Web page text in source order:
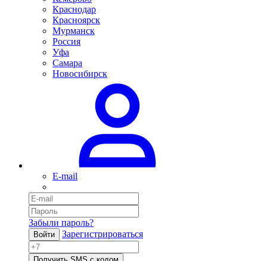
Краснодар
Красноярск
Мурманск
Россия
Уфа
Самара
Новосибирск
E-mail
Забыли пароль?
Войти Зарегистрироваться